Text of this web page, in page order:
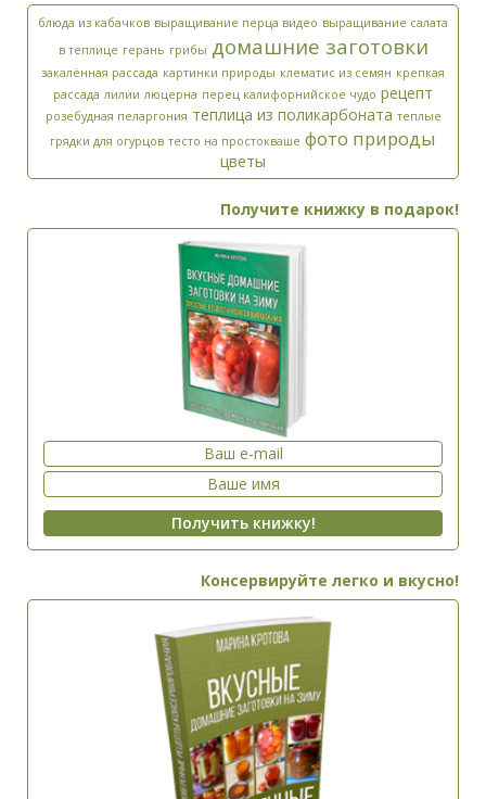
блюда из кабачков выращивание перца видео выращивание салата
в теплице герань грибы домашние заготовки
закалённая рассада картинки природы клематис из семян крепкая
рассада лилии люцерна перец калифорнийское чудо рецепт
розебудная пеларгония теплица из поликарбоната теплые
грядки для огурцов тесто на простокваше фото природы
цветы
Получите книжку в подарок!
Консервируйте легко и вкусно!